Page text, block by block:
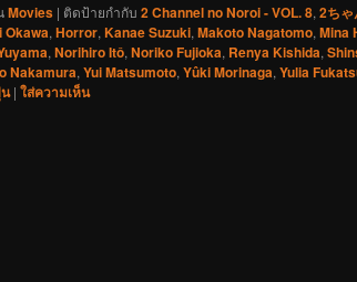
Movies | ติดป้ายกำกับ 2 Channel no Noroi - VOL. 8, 2ちゃ
Okawa, Horror, Kanae Suzuki, Makoto Nagatomo, Mina
, Norihiro Itô, Noriko Fujioka, Renya Kishida,
Nakamura, Yui Matsumoto, Yûki Morinaga, Yulia
| ใส่ความเห็น